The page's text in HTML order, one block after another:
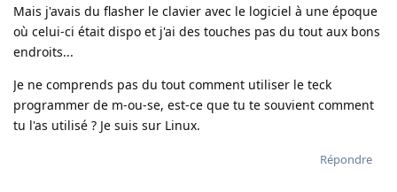
Mais j'avais du flasher le clavier avec le logiciel à une époque
où celui-ci était dispo et j'ai des touches pas du tout aux bons
endroits...
Je ne comprends pas du tout comment utiliser le teck
programmer de m-ou-se, est-ce que tu te souvient comment
tu l'as utilisé ? Je suis sur Linux.
Répondre